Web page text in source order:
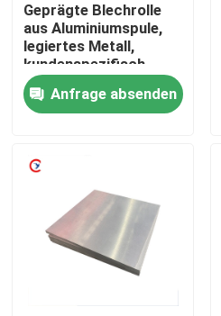
Fabrik-Tour
Qualitätskontrolle
Fordern Sie ein Angebot an
Aluminiumblech
Geprägte Blechrolle
aus Aluminiumspule,
legiertes Metall,
kundenspezifisch,
1000–2000 mm
Anfrage absenden